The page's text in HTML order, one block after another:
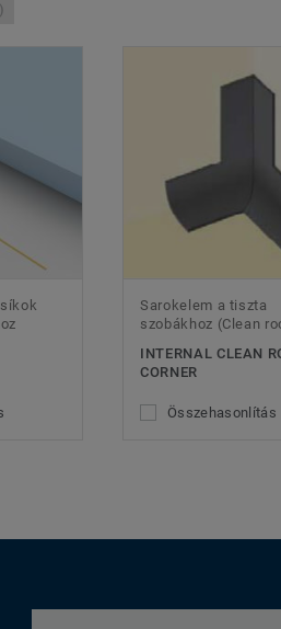
Sarokelem a tiszta
szobákhoz (Clean
INTERNAL CLEAN
CORNER
Összehasonlítás